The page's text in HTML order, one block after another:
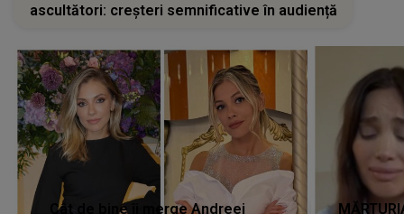
ascultători: creșteri semnificative în audiență
Cât de bine îi merge Andreei